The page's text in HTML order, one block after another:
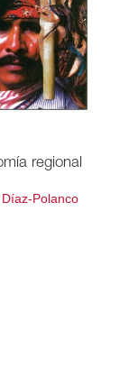
regional
Polanco